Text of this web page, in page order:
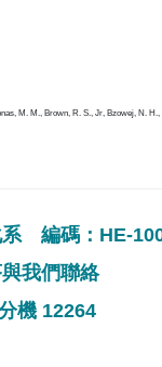
M. M., Brown, R. S., Jr, Bzowej, N.
系 編碼：HE-
我們聯絡
機 12264